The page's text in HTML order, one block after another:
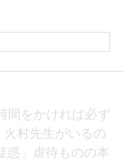
間をかければ必ず
村先生がいるの
惑」虐待ものの本